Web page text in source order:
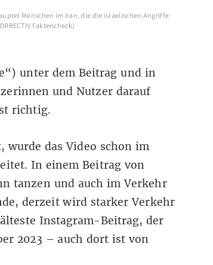
Menschen im Iran, die die israelischen Angriffe
unter dem Beitrag und in
und Nutzer darauf
richtig.
wurde das Video schon im
In einem Beitragvon
tanzen und auch im Verkehr
derzeit wird starker Verkehr
Instagram-Beitrag, der
2023 – auch dort ist von